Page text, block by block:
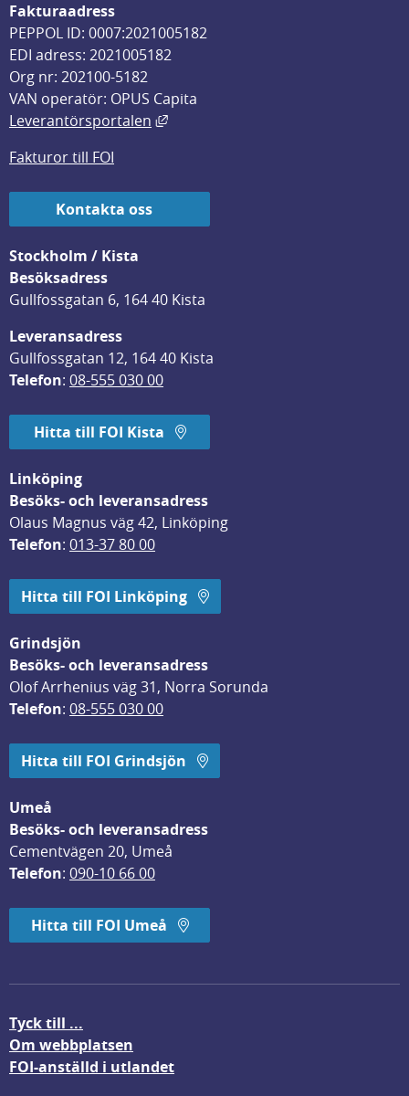
Fakturaadress
PEPPOL ID: 0007:2021005182
EDI adress: 2021005182
Org nr: 202100-5182
VAN operatör: OPUS Capita
Leverantörsportalen
Länk till annan webbplats, öppnas
Fakturor till FOI
Kontakta oss
Stockholm / Kista
Besöksadress
Gullfossgatan 6, 164 40 Kista
Leveransadress
Gullfossgatan 12, 164 40 Kista
Telefon: 08-555 030 00
Hitta till FOI Kista
Linköping
Besöks- och leveransadress
Olaus Magnus väg 42, Linköping
Telefon: 013-37 80 00
Hitta till FOI Linköping
Grindsjön
Besöks- och leveransadress
Olof Arrhenius väg 31, Norra Sorunda
Telefon: 08-555 030 00
Hitta till FOI Grindsjön
Umeå
Besöks- och leveransadress
Cementvägen 20, Umeå
Telefon: 090-10 66 00
Hitta till FOI Umeå
Tyck till ...
Om webbplatsen
FOI-anställd i utlandet